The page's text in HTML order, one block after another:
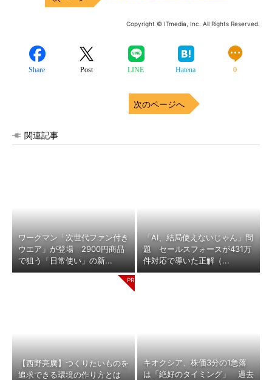
Copyright © ITmedia, Inc. All Rights Reserved.
Share Post LINE Hatena 0
次のページへ
関連記事
ワークマン「次世代ファン付き
ウエア」が登場 2900円商品
で狙う「日常使い」の新...
「AI、結局使えないじゃん」問
題 セールスフォースが431万
件対応で導いた正解（...
【西野亮廣】つくりたいものを
追求できる環境の作り方とは
キオクシア、株価3分の1急落
は「絶好のタイミング」 過去